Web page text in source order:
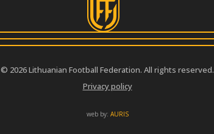
© 2026 Lithuanian Football Federation. All rights reserved.
Privacy policy
web by: AURIS